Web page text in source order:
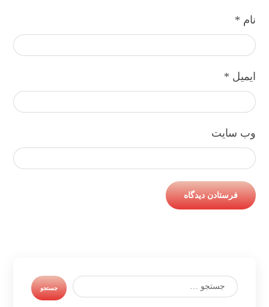
نام *
ایمیل *
وب‌ سایت